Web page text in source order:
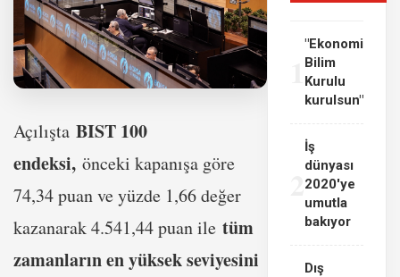
Açılışta BIST 100
endeksi, önceki kapanışa göre
74,34 puan ve yüzde 1,66 değer
kazanarak 4.541,44 puan ile tüm
zamanların en yüksek seviyesini
"Ekonomi
Bilim
Kurulu
kurulsun"
İş
dünyası
2020'ye
umutla
bakıyor
Dış